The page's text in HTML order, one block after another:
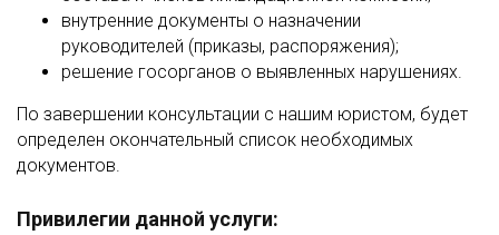
внутренние документы о назначении
руководителей (приказы, распоряжения);
решение госорганов о выявленных нарушениях.
По завершении консультации с нашим юристом, будет
определен окончательный список необходимых
документов.
Привилегии данной услуги: